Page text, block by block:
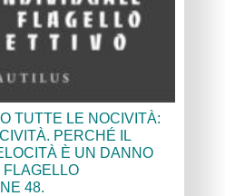
TUTTE LE NOCIVITÀ:
PERCHÉ IL
È UN DANNO
FLAGELLO
48.